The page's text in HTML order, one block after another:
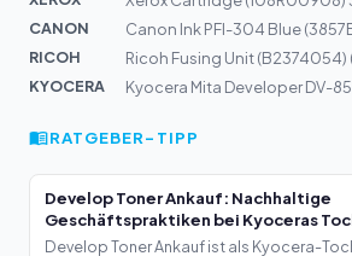
CANON
Canon Ink PFI-304 Blue
RICOH
Ricoh Fusing Unit (B2374054)
KYOCERA
RATGEBER-TIPP
Develop Toner Ankauf: Nachhaltige
Geschäftspraktiken bei Kyoceras
Develop Toner Ankauf ist als Kyocera-